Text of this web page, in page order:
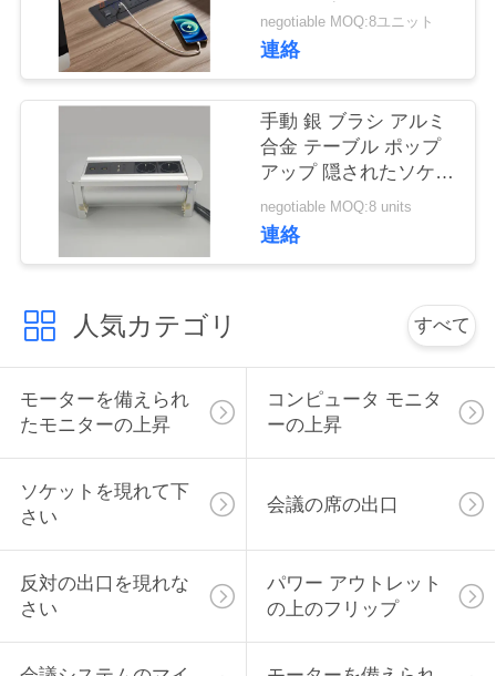
し
ュ
ス
場
合
CONFERENCE
ROOM
フリップソケット 2個
出口 1個USB&1個C型
&1個ワイヤレス充電器
negotiable MOQ:8ユニット
連絡
手動 銀 ブラシ アルミ
合金 テーブル ポップ
アップ 隠されたソケッ
negotiable MOQ:8 units
連絡
人気カテゴリ すべて
モーターを備えられ
たモニターの上昇
コンピュータ モニタ
ーの上昇
ソケットを現れて下
さい
会議の席の出口
反対の出口を現れな
さい
パワー アウトレット
の上のフリップ